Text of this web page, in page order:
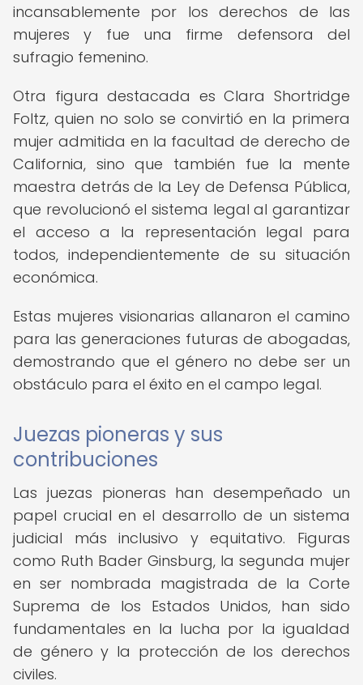
incansablemente por los derechos de las
mujeres y fue una firme defensora del
sufragio femenino.
Otra figura destacada es Clara Shortridge
Foltz, quien no solo se convirtió en la primera
mujer admitida en la facultad de derecho de
California, sino que también fue la mente
maestra detrás de la Ley de Defensa Pública,
que revolucionó el sistema legal al garantizar
el acceso a la representación legal para
todos, independientemente de su situación
económica.
Estas mujeres visionarias allanaron el camino
para las generaciones futuras de abogadas,
demostrando que el género no debe ser un
obstáculo para el éxito en el campo legal.
Juezas pioneras y sus
contribuciones
Las juezas pioneras han desempeñado un
papel crucial en el desarrollo de un sistema
judicial más inclusivo y equitativo. Figuras
como Ruth Bader Ginsburg, la segunda mujer
en ser nombrada magistrada de la Corte
Suprema de los Estados Unidos, han sido
fundamentales en la lucha por la igualdad
de género y la protección de los derechos
civiles.